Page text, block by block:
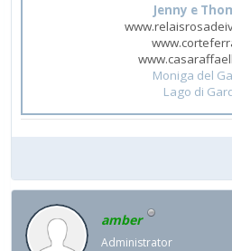
Jenny e
Moniga del
Lago di
amber
Administrator